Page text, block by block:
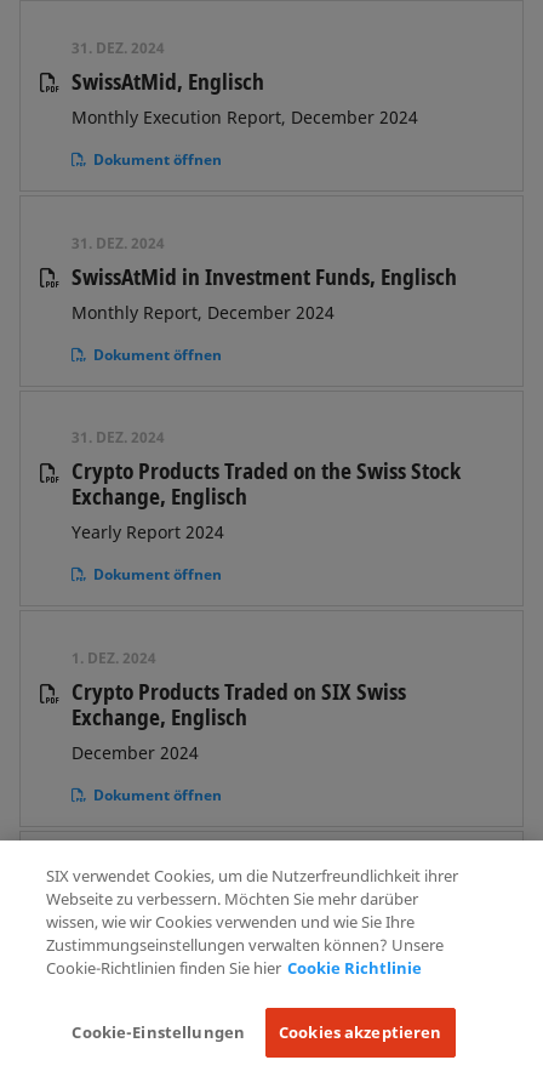
31. DEZ. 2024
SwissAtMid, Englisch
Monthly Execution Report, December 2024
Dokument öffnen
31. DEZ. 2024
SwissAtMid in Investment Funds, Englisch
Monthly Report, December 2024
Dokument öffnen
31. DEZ. 2024
Crypto Products Traded on the Swiss Stock
Exchange, Englisch
Yearly Report 2024
Dokument öffnen
1. DEZ. 2024
Crypto Products Traded on SIX Swiss
Exchange, Englisch
December 2024
Dokument öffnen
30. NOV. 2024
SwissAtMid, Englisch
Monthly Execution Report, November 2024
SIX verwendet Cookies, um die Nutzerfreundlichkeit ihrer
Webseite zu verbessern. Möchten Sie mehr darüber
wissen, wie wir Cookies verwenden und wie Sie Ihre
Zustimmungseinstellungen verwalten können? Unsere
Cookie-Richtlinien finden Sie hier Cookie Richtlinie
Cookie-Einstellungen Cookies akzeptieren